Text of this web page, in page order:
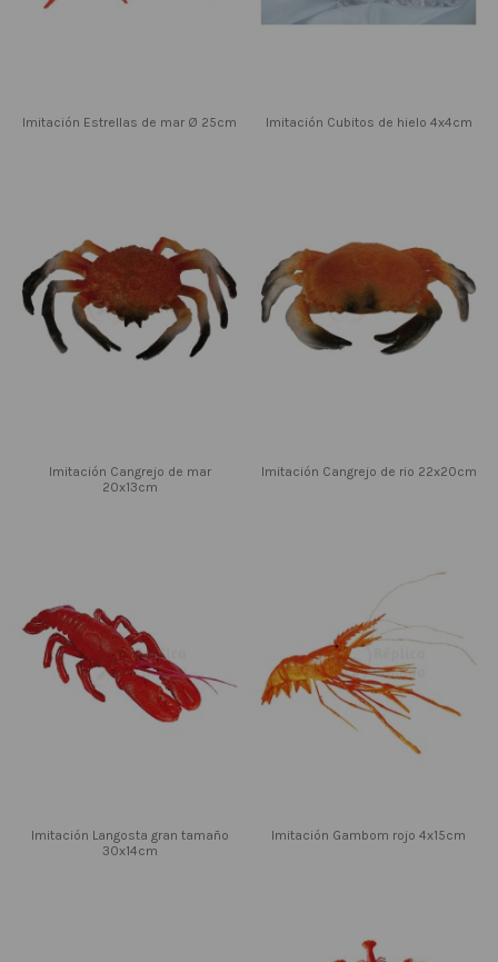
Imitación Estrellas de mar Ø 25cm Imitación Cubitos de hielo 4x4cm
Imitación Cangrejo de mar
20x13cm
Imitación Cangrejo de rio 22x20cm
Imitación Langosta gran tamaño
30x14cm
Imitación Gambom rojo 4x15cm